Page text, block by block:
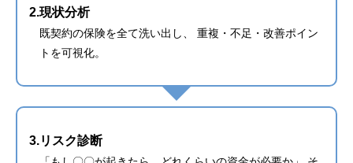
2.現状分析
既契約の保険を全て洗い出し、 重複・不足・改善ポイン
トを可視化。
3.リスク診断